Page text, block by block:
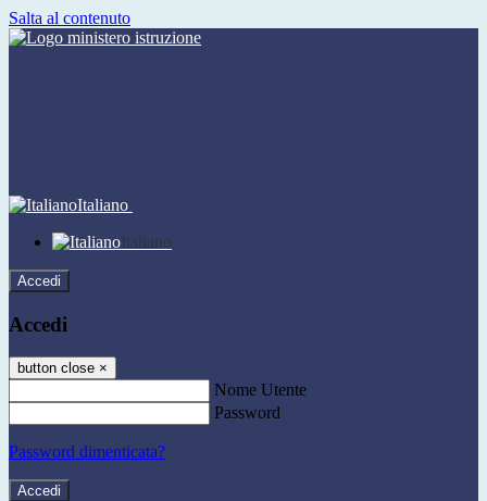
Salta al contenuto
Italiano
Italiano
Accedi
Accedi
button close ×
Nome Utente
Password
Password dimenticata?